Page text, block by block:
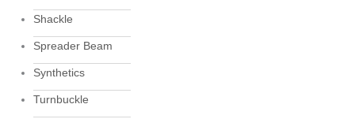
Shackle
Spreader Beam
Synthetics
Turnbuckle